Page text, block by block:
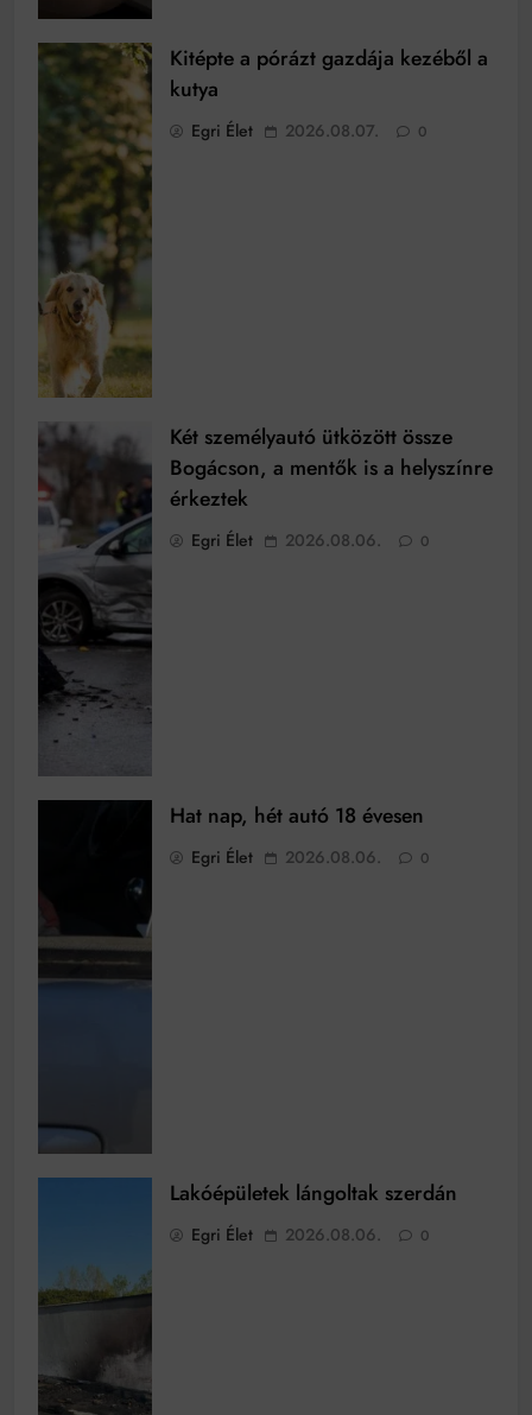
Kitépte a pórázt gazdája kezéből a
kutya
Egri Élet 2026.08.07. 0
Két személyautó ütközött össze
Bogácson, a mentők is a helyszínre
érkeztek
Egri Élet 2026.08.06. 0
Hat nap, hét autó 18 évesen
Egri Élet 2026.08.06. 0
Lakóépületek lángoltak szerdán
Egri Élet 2026.08.06. 0